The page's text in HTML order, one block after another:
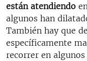
están atendiendo
algunos han
También hay que
específicamente
recorrer en